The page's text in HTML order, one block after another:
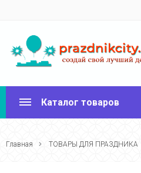
Каталог товаров
Главная ТОВАРЫ ДЛЯ ПРАЗДНИКА